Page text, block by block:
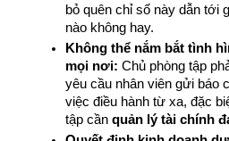
bỏ quên chỉ số này dẫn tới
nào không hay.
Không thể nắm bắt tình
mọi nơi: Chủ phòng tập
yêu cầu nhân viên gửi báo
việc điều hành từ xa, đặc
tập cần quản lý tài chính